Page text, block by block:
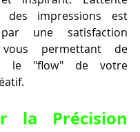
des impressions est
une satisfaction
vous permettant de
le "flow" de votre
la Précision